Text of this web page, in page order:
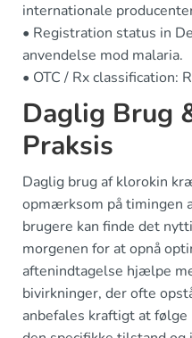
internationale
• Registration status in
anvendelse mod malaria.
• OTC / Rx classification:
Daglig Brug
Praksis
Daglig brug af klorokin
opmærksom på timingen
brugere kan finde det
morgenen for at opnå
aftenindtagelse hjælpe
bivirkninger, der ofte
anbefales kraftigt at